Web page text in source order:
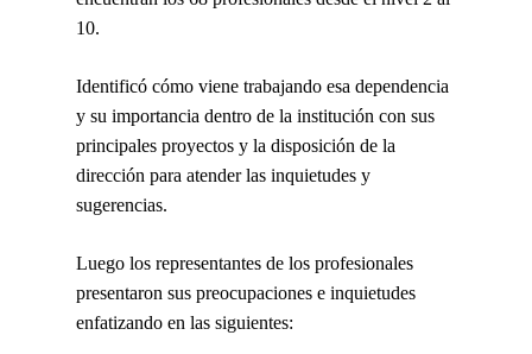
10.
Identificó cómo viene trabajando esa dependencia
y su importancia dentro de la institución con sus
principales proyectos y la disposición de la
dirección para atender las inquietudes y
sugerencias.
Luego los representantes de los profesionales
presentaron sus preocupaciones e inquietudes
enfatizando en las siguientes: